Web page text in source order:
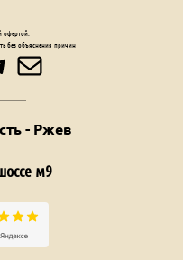
причин
Почта
- Ржев
м9